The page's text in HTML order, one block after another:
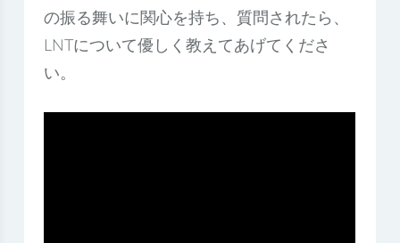
の振る舞いに関心を持ち、質問されたら、
LNTについて優しく教えてあげてくださ
い。